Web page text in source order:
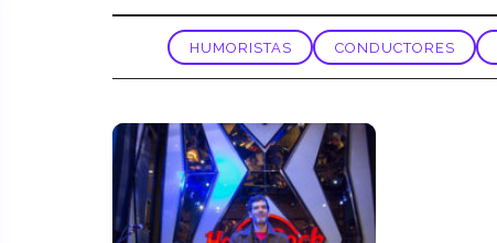
HUMORISTAS CONDUCTORES